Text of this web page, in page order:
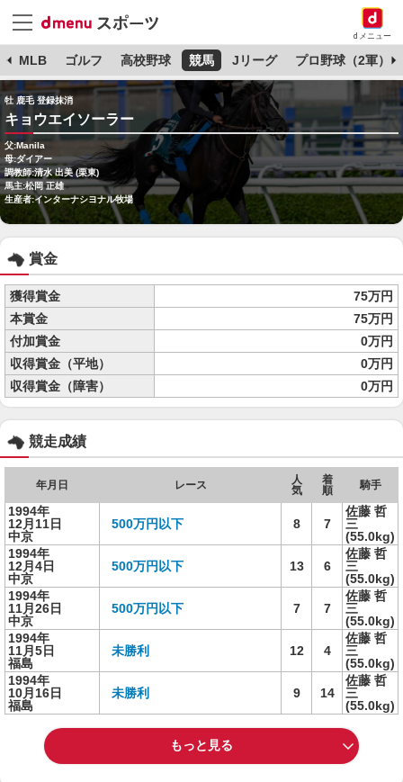
dメニュー
MLB ゴルフ 高校野球 競馬 Jリーグ プロ野球（2軍）
牡 鹿毛 登録抹消
キョウエイソーラー
父:Manila
母:ダイアー
調教師:清水 出美 (栗東)
馬主:松岡 正雄
生産者:インターナシヨナル牧場
賞金
獲得賞金
75万円
本賞金
75万円
付加賞金
0万円
収得賞金（平地）
0万円
収得賞金（障害）
0万円
競走成績
年月日 レース
人
気
着
順
騎手
1994年
12月11日
中京
500万円以下 8 7
佐藤 哲
三
(55.0kg)
1994年
12月4日
中京
500万円以下 13 6
佐藤 哲
三
(55.0kg)
1994年
11月26日
中京
500万円以下 7 7
佐藤 哲
三
(55.0kg)
1994年
11月5日
福島
未勝利 12 4
佐藤 哲
三
(55.0kg)
1994年
10月16日
福島
未勝利 9 14
佐藤 哲
三
(55.0kg)
もっと見る